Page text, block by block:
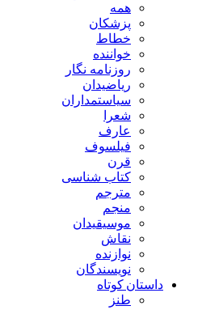
همه
پزشکان
خطاط
خواننده
روزنامه نگار
ریاضیدان
سیاستمداران
شعرا
عارف
فیلسوف
قرن
کتاب شناسی
مترجم
منجم
موسیقیدان
نقاش
نوازنده
نویسندگان
داستان کوتاه
طنز